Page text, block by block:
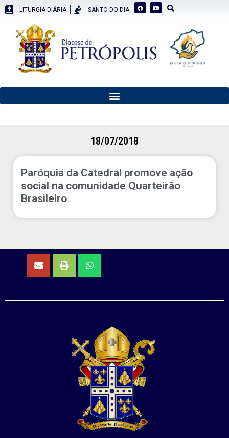
LITURGIA DIÁRIA SANTO DO DIA
18/07/2018
Paróquia da Catedral promove ação
social na comunidade Quarteirão
Brasileiro